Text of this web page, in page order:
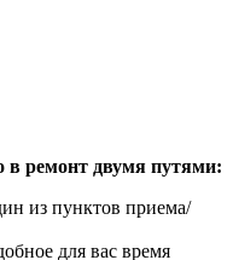
в ремонт двумя путями:
из пунктов приема/
для вас время